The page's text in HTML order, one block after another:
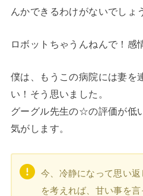
んかできるわけがないでしょ
ロボットちゃうんねんで！感
僕は、もうこの病院には妻を
い！そう思いました。
グーグル先生の☆の評価が低
気がします。
今、冷静になって思い
を考えれば、甘い事を